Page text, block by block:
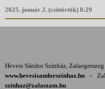
2025. január 2. (csütörtök) 8:29
Hevesi Sándor Színház, Zalaegerszeg
www.hevesisandorszinhaz.hu –
szinhaz@zalaszam.hu